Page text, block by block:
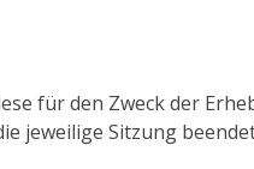
für den Zweck der
jeweilige Sitzung